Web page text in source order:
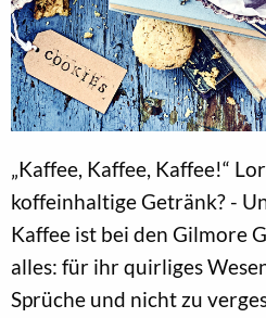
„Kaffee, Kaffee, Kaffee!“
koffeinhaltige Getränk? -
Kaffee ist bei den Gilmore
alles: für ihr quirliges
Sprüche und nicht zu